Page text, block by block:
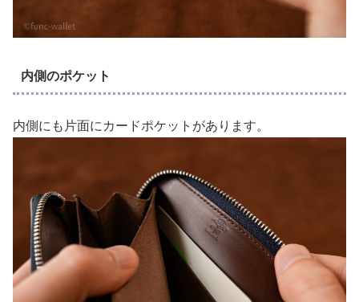
内側のポケット
内側にも片面にカードポケットがあります。